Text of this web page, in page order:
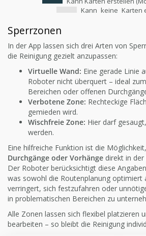
Kann keine Karten
Sperrzonen
In der App lassen sich drei Arten von
die Reinigung gezielt anzupassen:
Virtuelle Wand: Eine gerade Linie
Roboter nicht überquert – ideal
Bereichen oder offenen
Verbotene Zone: Rechteckige
gemieden wird.
Wischfreie Zone: Hier darf
werden.
Eine hilfreiche Funktion ist die Möglichkeit,
Durchgänge oder Vorhänge direkt in
Der Roboter berücksichtigt diese
was sowohl die Routenplanung optimiert
verringert, sich festzufahren oder
in problematischen Bereichen zu
Alle Zonen lassen sich flexibel platzieren
bearbeiten – so bleibt die Reinigung